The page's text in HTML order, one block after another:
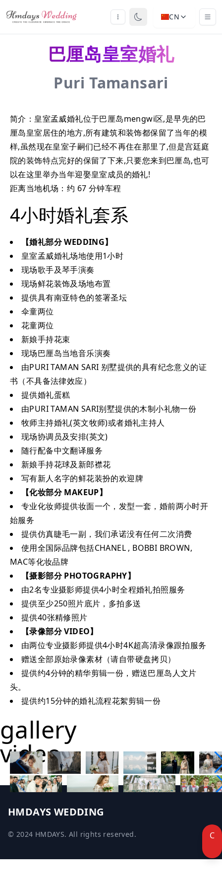
CN
巴厘岛皇室婚礼
Puri Tamansari
简介：皇室孟威婚礼位于巴厘岛mengwi区,是早先的巴
厘岛皇室居住的地方,所有建筑和装饰都保留了当年的模
样,虽然现在皇室子嗣们已经不再住在那里了,但是宫廷庭
院的装饰特点完好的保留了下来,只要您来到巴厘岛,也可
以在这里举办当年迎娶皇室成员的婚礼!
距离当地机场：约 67 分钟车程
4小时婚礼套系
【婚礼部分 WEDDING】
皇室孟威婚礼场地使用1小时
现场歌手及琴手演奏
现场鲜花装饰及场地布置
提供具有南亚特色的签署圣坛
伞童两位
花童两位
新娘手持花束
现场巴厘岛当地音乐演奏
由PURI TAMAN SARI 别墅提供的具有纪念意义的证
书（不具备法律效应）
提供婚礼蛋糕
由PURI TAMAN SARI别墅提供的木制小礼物一份
牧师主持婚礼(英文牧师)或者婚礼主持人
现场协调员及安排(英文)
随行配备中文翻译服务
新娘手持花球及新郎襟花
写有新人名字的鲜花装扮的欢迎牌
【化妆部分 MAKEUP】
专业化妆师提供妆面一个，发型一套，婚前两小时开
始服务
提供仿真睫毛一副，我们承诺没有任何二次消费
使用全国际品牌包括CHANEL , BOBBI BROWN,
MAC等化妆品牌
【摄影部分 PHOTOGRAPHY】
由2名专业摄影师提供4小时全程婚礼拍照服务
提供至少250照片底片，多拍多送
提供40张精修照片
【录像部分 VIDEO】
由两位专业摄影师提供4小时4K超高清录像跟拍服务
赠送全部原始录像素材（请自带硬盘拷贝）
提供约4分钟的精华剪辑一份，赠送巴厘岛人文片
头。
提供约15分钟的婚礼流程花絮剪辑一份
gallery
video
HMDAYS WEDDING
© 2024 HMDAYS. All rights reserved. C